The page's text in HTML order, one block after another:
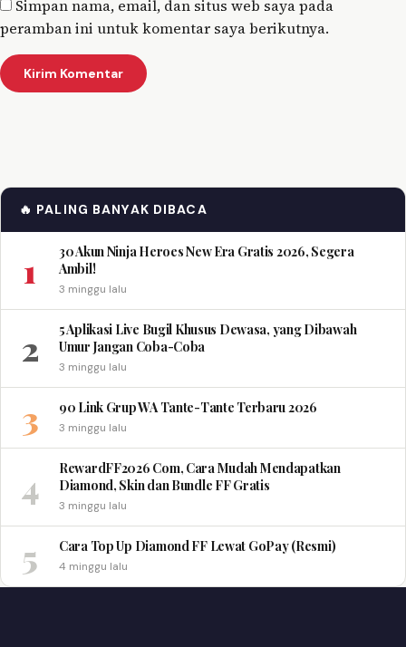
Simpan nama, email, dan situs web saya pada
peramban ini untuk komentar saya berikutnya.
🔥 PALING BANYAK DIBACA
1
30 Akun Ninja Heroes New Era Gratis 2026, Segera
Ambil!
3 minggu lalu
2
5 Aplikasi Live Bugil Khusus Dewasa, yang Dibawah
Umur Jangan Coba-Coba
3 minggu lalu
3 90 Link Grup WA Tante-Tante Terbaru 2026
3 minggu lalu
4
RewardFF2026 Com, Cara Mudah Mendapatkan
Diamond, Skin dan Bundle FF Gratis
3 minggu lalu
5 Cara Top Up Diamond FF Lewat GoPay (Resmi)
4 minggu lalu